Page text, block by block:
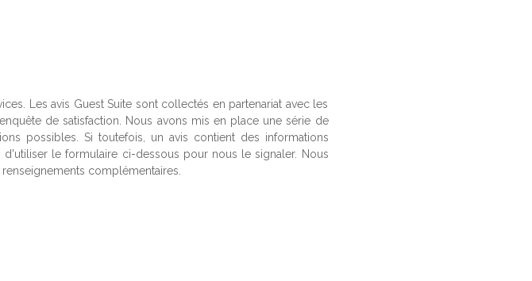
Les avis Guest Suite sont collectés en partenariat avec les
de satisfaction. Nous avons mis en place une série de
possibles. Si toutefois, un avis contient des informations
le formulaire ci-dessous pour nous le signaler. Nous
complémentaires.